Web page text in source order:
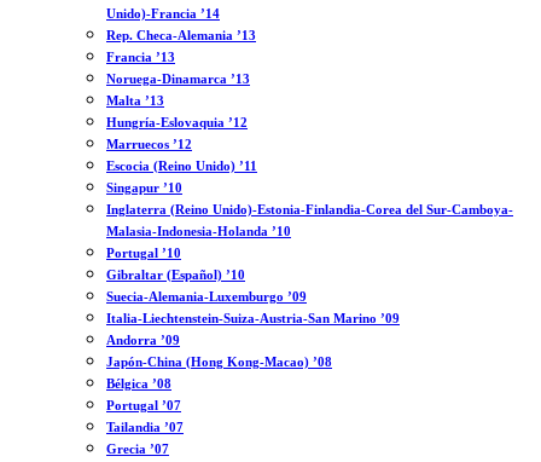
Unido)-Francia ’14
Rep. Checa-Alemania ’13
Francia ’13
Noruega-Dinamarca ’13
Malta ’13
Hungría-Eslovaquia ’12
Marruecos ’12
Escocia (Reino Unido) ’11
Singapur ’10
Inglaterra (Reino Unido)-Estonia-Finlandia-Corea del Sur-Camboya-
Malasia-Indonesia-Holanda ’10
Portugal ’10
Gibraltar (Español) ’10
Suecia-Alemania-Luxemburgo ’09
Italia-Liechtenstein-Suiza-Austria-San Marino ’09
Andorra ’09
Japón-China (Hong Kong-Macao) ’08
Bélgica ’08
Portugal ’07
Tailandia ’07
Grecia ’07